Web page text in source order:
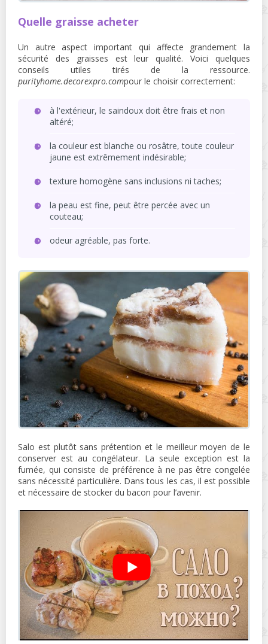
Quelle graisse acheter
Un autre aspect important qui affecte grandement la
sécurité des graisses est leur qualité. Voici quelques
conseils utiles tirés de la ressource.
purityhome.decorexpro.compour le choisir correctement:
à l'extérieur, le saindoux doit être frais et non
altéré;
la couleur est blanche ou rosâtre, toute couleur
jaune est extrêmement indésirable;
texture homogène sans inclusions ni taches;
la peau est fine, peut être percée avec un
couteau;
odeur agréable, pas forte.
Salo est plutôt sans prétention et le meilleur moyen de le
conserver est au congélateur. La seule exception est la
fumée, qui consiste de préférence à ne pas être congelée
sans nécessité particulière. Dans tous les cas, il est possible
et nécessaire de stocker du bacon pour l’avenir.